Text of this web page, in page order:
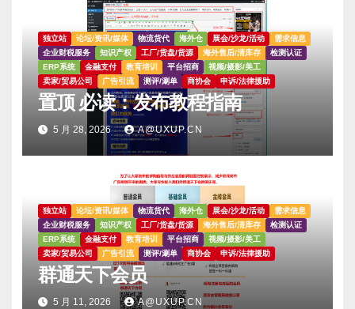
独立站 论坛/资讯/媒体 物流货代 海外仓 展会/沙龙/活动
需求信息
企业财税服务
知识产权 工厂/货盘/货源 海外售后/清库存
检测认证
ERP系统
金融支付 教育培训 平台招商
视频/摄影/美工
卖家/贸易公司
广告引流 测评/涮单 商协会 申诉/法律援助
置顶 必读：发布教程指南
5 月 28, 2026 A@UXUP.CN
独立站 论坛/资讯/媒体 物流货代 海外仓 展会/沙龙/活动
需求信息
企业财税服务
知识产权 工厂/货盘/货源 海外售后/清库存
检测认证
ERP系统
金融支付 教育培训 平台招商
视频/摄影/美工
卖家/贸易公司
广告引流 测评/涮单 商协会 申诉/法律援助
群通天下会员
5 月 11, 2026 A@UXUP.CN